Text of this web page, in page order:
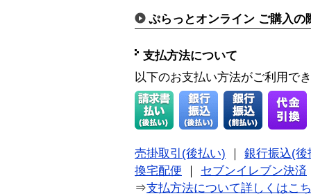
ぷらっとオンライン ご購入の
支払方法について
以下のお支払い方法がご利用で
売掛取引(後払い)
銀行振込(後
換宅配便
セブンイレブン決済
⇒支払方法について詳しくはこ